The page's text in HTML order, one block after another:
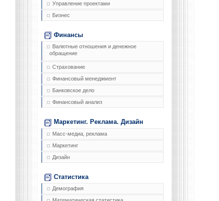
Управление проектами
Бизнес
Финансы
Валютные отношения и денежное
обращение
Страхование
Финансовый менеджмент
Банковское дело
Финансовый анализ
Маркетинг. Реклама. Дизайн
Масс-медиа, реклама
Маркетинг
Дизайн
Статистика
Демография
Математическая статистика